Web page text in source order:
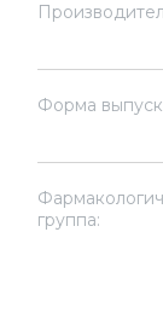
Форма
группа: